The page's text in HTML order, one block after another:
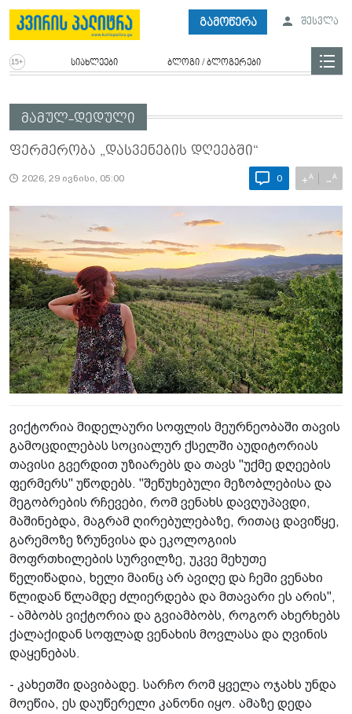
გამოწერა შესვლა
სიახლეები ბლოგი / ბლოგერები
მამულ-დედული
ფერმერობა „დასვენების დღეებში“
2026, 29 ივნისი, 05:00 0 +A −A
ვიქტორია მიდელაური სოფლის მეურნეობაში თავის
გამოცდილებას სოციალურ ქსელში აუდიტორიას
თავისი გვერდით უზიარებს და თავს "უქმე დღეების
ფერმერს" უწოდებს. "შეწუხებული მეზობლებისა და
მეგობრების რჩევები, რომ ვენახს დავღუპავდი,
მაშინებდა, მაგრამ ღირებულებაზე, რითაც დავიწყე,
გარემოზე ზრუნვისა და ეკოლოგიის
მოფრთხილების სურვილზე, უკვე მეხუთე
წელიწადია, ხელი მაინც არ ავიღე და ჩემი ვენახი
წლიდან წლამდე ძლიერდება და მთავარი ეს არის",
- ამბობს ვიქტორია და გვიამბობს, როგორ ახერხებს
ქალაქიდან სოფლად ვენახის მოვლასა და ღვინის
დაყენებას.
- კახეთში დავიბადე. სარჩო რომ ყველა ოჯახს უნდა
მოეწია, ეს დაუწერელი კანონი იყო. ამაზე დედა